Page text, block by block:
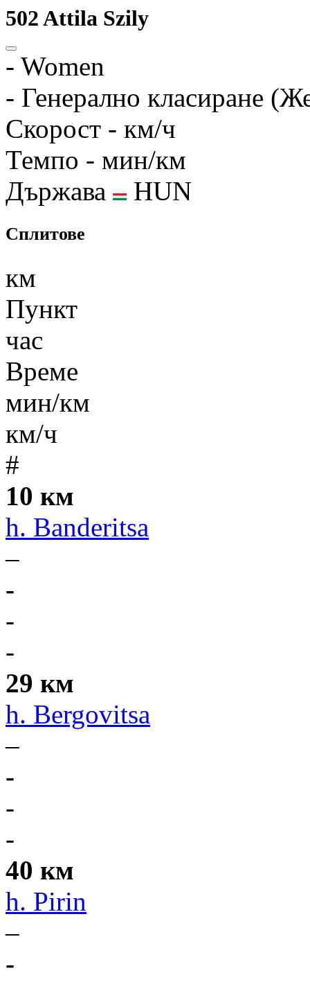
502Attila Szily
- Women
- Генерално класиране
Скорост - км/ч
Темпо - мин/км
Държава
HUN
Сплитове
км
Пункт
час
Време
мин/км
км/ч
#
10 км
h. Banderitsa
–
-
-
-
29 км
h. Bergovitsa
–
-
-
-
40 км
h. Pirin
–
-